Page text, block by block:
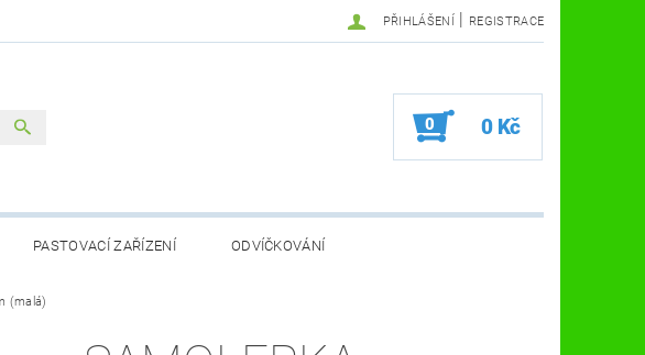
PŘIHLÁŠENÍ | REGISTRACE
0 0 Kč
PASTOVACÍ ZAŘÍZENÍ ODVÍČKOVÁNÍ
(malá)